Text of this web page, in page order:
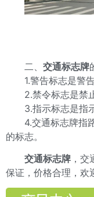
二、 交通标志牌
1.警告标志是警告
2.禁令标志是禁止
3.指示标志是指示
4.交通标志牌指路
的标志。
交通标志牌 ，交
保证，价格合理，欢